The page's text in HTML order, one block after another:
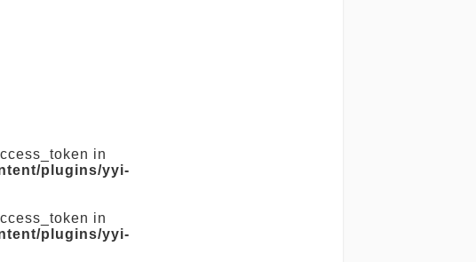
in
plugins/yyi-
in
plugins/yyi-